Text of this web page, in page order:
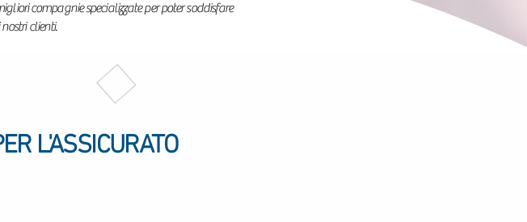
compagnie specializzate per poter soddisfare
clienti.
L'ASSICURATO